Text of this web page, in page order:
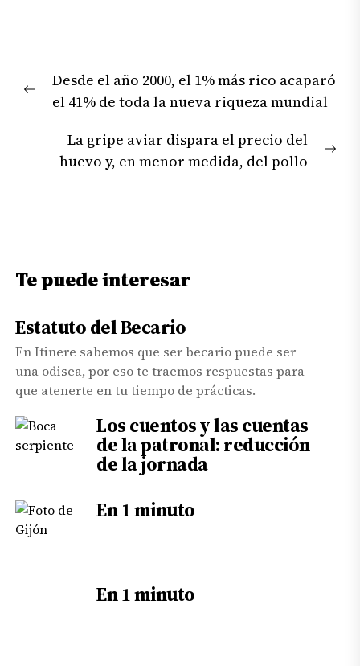
de
entradas
Previous
Desde el año 2000, el 1% más rico acaparó
el 41% de toda la nueva riqueza mundial
La gripe aviar dispara el precio del
huevo y, en menor medida, del pollo
Te puede interesar
Estatuto del Becario
En Itinere sabemos que ser becario puede ser
una odisea, por eso te traemos respuestas para
que atenerte en tu tiempo de prácticas.
Los cuentos y las cuentas
de la patronal: reducción
de la jornada
En 1 minuto
En 1 minuto